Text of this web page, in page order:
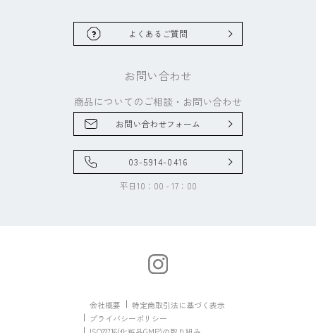
よくあるご質問
お問い合わせ
商品についてのご相談・ お問い合わせ
お問い合わせフォーム
03-5914-0416
平日10：00 - 17：00
会社概要
特定商取引法に基づく表示
プライバシーポリシー